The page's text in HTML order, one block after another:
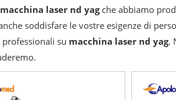
macchina laser nd yagche abbiamo
soddisfare le vostre esigenze di
su macchina laser nd yag.